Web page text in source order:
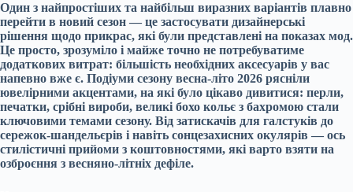
Один з найпростіших та найбільш виразних варіантів плавно
перейти в новий сезон — це застосувати дизайнерські
рішення щодо прикрас, які були представлені на показах мод.
Це просто, зрозуміло і майже точно не потребуватиме
додаткових витрат: більшість необхідних аксесуарів у вас
напевно вже є. Подіуми сезону весна-літо 2026 рясніли
ювелірними акцентами, на які було цікаво дивитися: перли,
печатки, срібні вироби, великі бохо кольє з бахромою стали
ключовими темами сезону. Від затискачів для галстуків до
сережок-шандельєрів і навіть сонцезахисних окулярів — ось
стилістичні прийоми з коштовностями, які варто взяти на
озброєння з весняно-літніх дефіле.